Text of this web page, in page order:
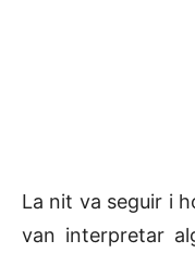
La nit va seguir i
van interpretar